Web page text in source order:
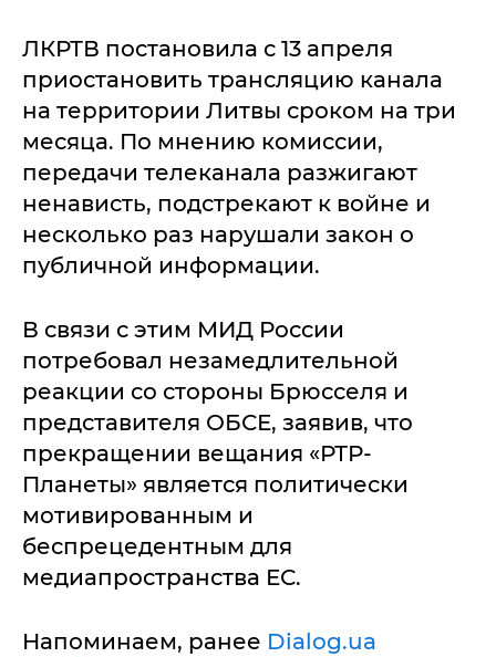
ЛКРТВ постановила с 13 апреля
приостановить трансляцию канала
на территории Литвы сроком на три
месяца. По мнению комиссии,
передачи телеканала разжигают
ненависть, подстрекают к войне и
несколько раз нарушали закон о
публичной информации.
В связи с этим МИД России
потребовал незамедлительной
реакции со стороны Брюсселя и
представителя ОБСЕ, заявив, что
прекращении вещания «РТР-
Планеты» является политически
мотивированным и
беспрецедентным для
медиапространства ЕС.
Напоминаем, ранее Dialog.ua